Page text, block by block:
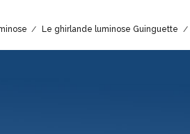
Le ghirlande luminose Guinguette